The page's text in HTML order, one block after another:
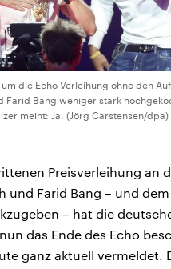
die Echo-Verleihung ohne den
Farid Bang weniger stark
meint: Ja. (Jörg Carstensen/dpa)
Preisverleihung an
und Farid Bang – und
– hat die
das Ende des Echo
ganz aktuell vermeldet.